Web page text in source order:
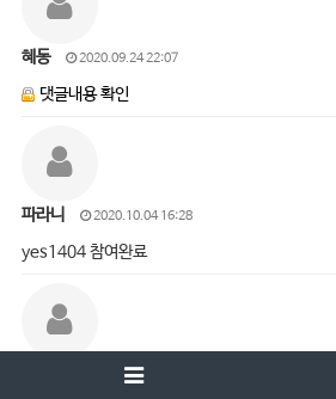
혜동 2020.09.24 22:07
댓글내용 확인
파라니 2020.10.04 16:28
yes1404 참여완료
2020.10.05 15:01